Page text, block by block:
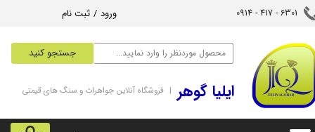
جستجو کنید
ورود / ثبت نام
تغییر گذر واژه
سفارشات
6301 - 417 - 0914​​​​​​​
‌ایلیا گوهر | فروشگاه آنلاین جواهرات و سنگ های قیمتی